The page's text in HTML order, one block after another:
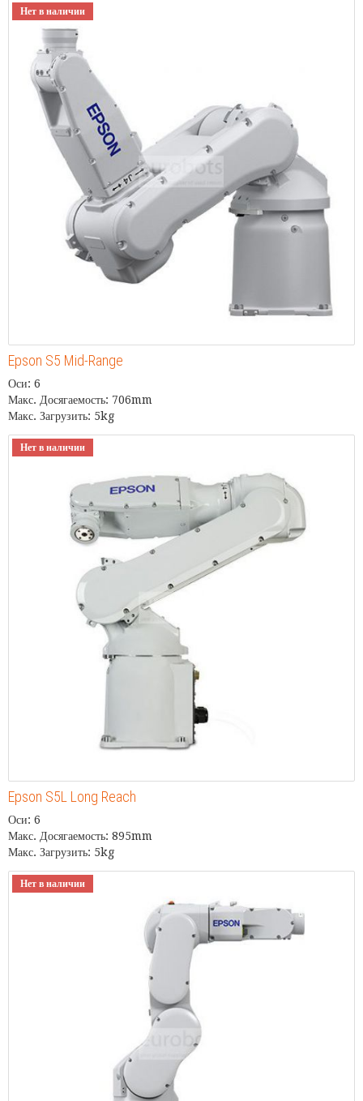
Нет в наличии
Epson S5 Mid-Range
Оси: 6
Макс. Досягаемость: 706mm
Макс. Загрузить: 5kg
Нет в наличии
Epson S5L Long Reach
Оси: 6
Макс. Досягаемость: 895mm
Макс. Загрузить: 5kg
Нет в наличии